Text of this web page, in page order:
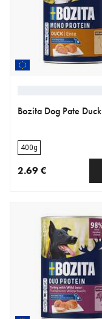
Bozita Dog Pate Duck
400g
2.69 €